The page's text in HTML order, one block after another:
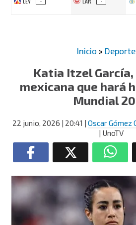
Inicio »
Katia Itzel
mexicana que hará
Mundial
22 junio, 2026 | 20:41 | Oscar Gómez
| UnoTV